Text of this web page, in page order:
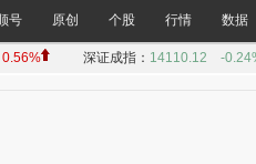
号 原创 个股 行情 数据